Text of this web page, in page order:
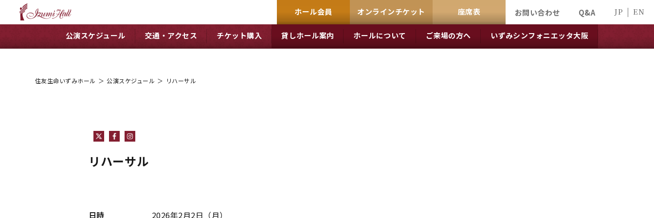
ホール会員 オンラインチケット 座席表 お問い合わせ Q&A JP EN
公演スケジュール 交通・アクセス チケット購入 貸しホール案内 ホールについて ご来場の方へ いずみシンフォニエッタ大阪
住友生命いずみホール ＞ 公演スケジュール ＞ リハーサル
リハーサル
日時 2026年2月2日 （月）